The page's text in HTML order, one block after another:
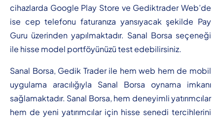
cihazlarda Google Play Store ve Gediktrader Web’de
ise cep telefonu faturanıza yansıyacak şekilde Pay
Guru üzerinden yapılmaktadır. Sanal Borsa seçeneği
ile hisse model portföyünüzü test edebilirsiniz.
Sanal Borsa, Gedik Trader ile hem web hem de mobil
uygulama aracılığıyla Sanal Borsa oynama imkanı
sağlamaktadır. Sanal Borsa, hem deneyimli yatırımcılar
hem de yeni yatırımcılar için hisse senedi tercihlerini